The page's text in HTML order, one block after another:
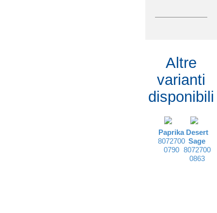
Altre
varianti
disponibili
Paprika
8072700
0790
Desert
Sage
8072700
0863